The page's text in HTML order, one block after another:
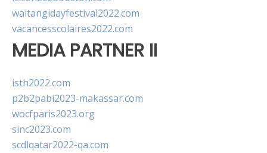
waitangidayfestival2022.com
vacancesscolaires2022.com
MEDIA PARTNER II
isth2022.com
p2b2pabi2023-makassar.com
wocfparis2023.org
sinc2023.com
scdlqatar2022-qa.com